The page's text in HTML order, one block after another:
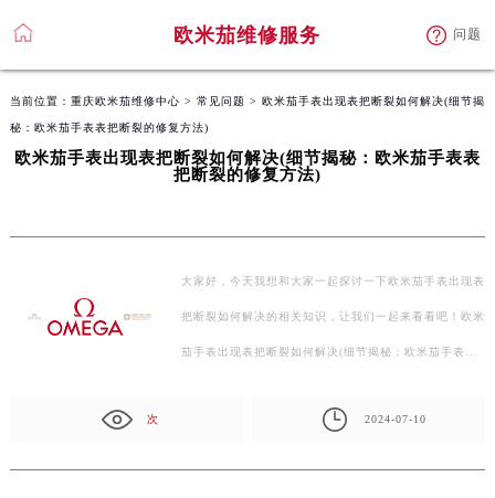
欧米茄维修服务 问题
当前位置： 重庆欧米茄维修中心 > 常见问题 > 欧米茄手表出现表把断裂如何解决(细节揭
秘：欧米茄手表表把断裂的修复方法)
欧米茄手表出现表把断裂如何解决(细节揭秘：欧米茄手表表
把断裂的修复方法)
大家好，今天我想和大家一起探讨一下欧米茄手表出现表
把断裂如何解决的相关知识，让我们一起来看看吧！欧米
茄手表出现表把断裂如何解决(细节揭秘：欧米茄手表
次 2024-07-10